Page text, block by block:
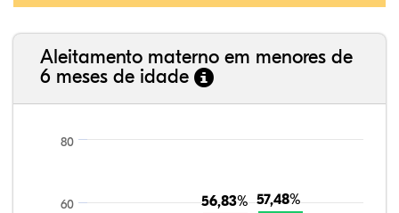
Aleitamento materno em menores de
6 meses de idade
56,83%
56,83% 57,48%
57,48%
60
80